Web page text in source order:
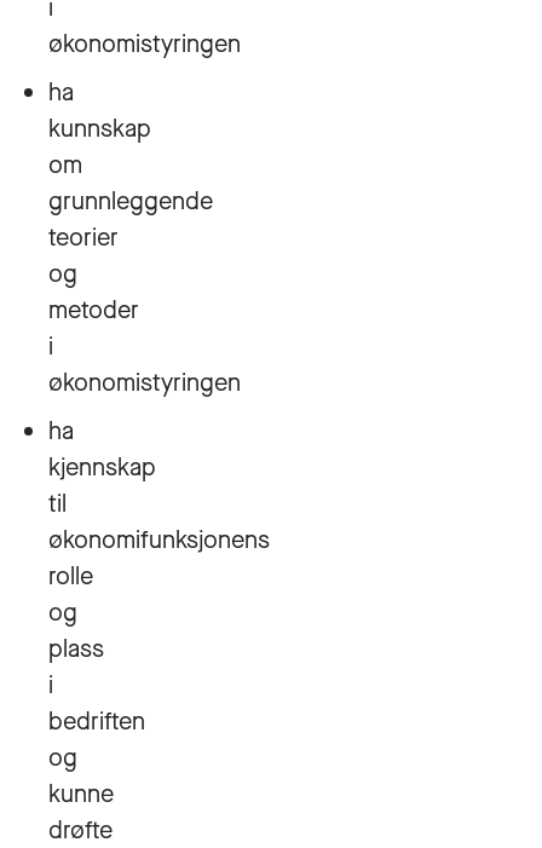
i
økonomistyringen
ha
kunnskap
om
grunnleggende
teorier
og
metoder
i
økonomistyringen
ha
kjennskap
til
økonomifunksjonens
rolle
og
plass
i
bedriften
og
kunne
drøfte